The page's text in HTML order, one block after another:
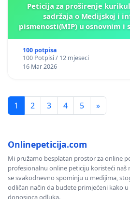
Peticija za proširenje
sadržaja o Medijskoj i
pismenosti(MIP) u osnovnim i
100 potpisa
100 Potpisi / 12 mjeseci
16 Mar 2026
1 2 3 4 5 »
Onlinepeticija.com
Mi pružamo besplatan prostor za online
profesionalnu online peticiju koristeći naš
se svakodnevno spominju u medijima,
odličan način da budete primjećeni kako
donosioca odluka.